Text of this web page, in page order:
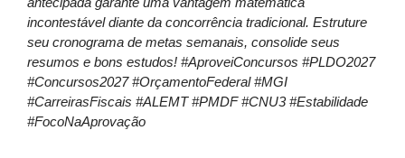
incontestável diante da concorrência tradicional. Estruture
seu cronograma de metas semanais, consolide seus
resumos e bons estudos! #AproveiConcursos #PLDO2027
#Concursos2027 #OrçamentoFederal #MGI
#CarreirasFiscais #ALEMT #PMDF #CNU3 #Estabilidade
#FocoNaAprovação